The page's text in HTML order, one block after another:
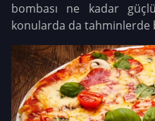
bombası ne kadar
konularda da